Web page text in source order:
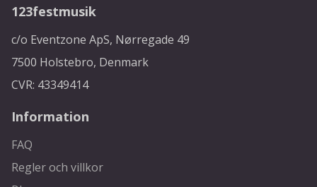
123festmusik
c/o Eventzone ApS, Nørregade 49
7500 Holstebro, Denmark
CVR: 43349414
Information
FAQ
Regler och villkor